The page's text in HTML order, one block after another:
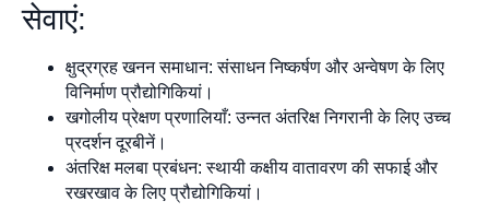
सेवाएं:
क्षुद्रग्रह खनन समाधान: संसाधन निष्कर्षण और अन्वेषण के लिए
विनिर्माण प्रौद्योगिकियां।
खगोलीय प्रेक्षण प्रणालियाँ: उन्नत अंतरिक्ष निगरानी के लिए उच्च
प्रदर्शन दूरबीनें।
अंतरिक्ष मलबा प्रबंधन: स्थायी कक्षीय वातावरण की सफाई और
रखरखाव के लिए प्रौद्योगिकियां।